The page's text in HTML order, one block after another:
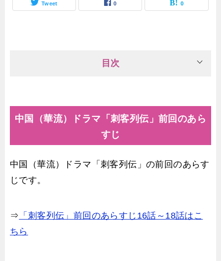
Tweet 0 0
目次
中国（華流）ドラマ「刺客列伝」前回のあら
すじ
中国（華流）ドラマ「刺客列伝」の前回のあらす
じです。
⇒ 「刺客列伝」前回のあらすじ16話～18話はこ
ちら